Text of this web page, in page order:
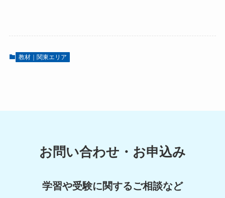
教材｜関東エリア
お問い合わせ・お申込み
学習や受験に関するご相談など